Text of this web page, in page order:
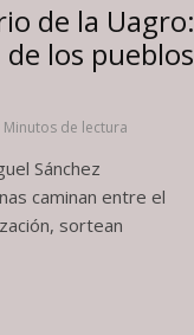
de la Uagro:
los pueblos
Minutos de lectura
Sánchez
caminan entre el
sortean